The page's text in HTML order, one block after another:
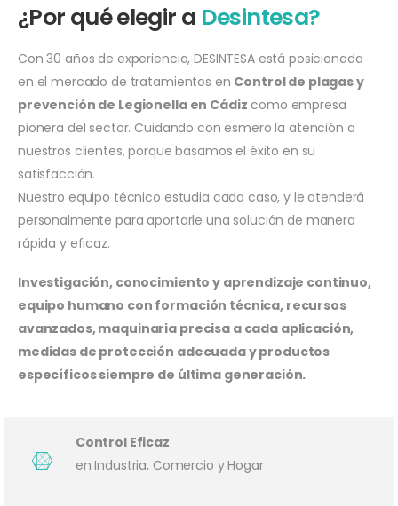
¿Por qué elegir a Desintesa?
Con 30 años de experiencia, DESINTESA está posicionada
en el mercado de tratamientos en Control de plagas y
prevención de Legionella en Cádiz como empresa
pionera del sector. Cuidando con esmero la atención a
nuestros clientes, porque basamos el éxito en su
satisfacción.
Nuestro equipo técnico estudia cada caso, y le atenderá
personalmente para aportarle una solución de manera
rápida y eficaz.
Investigación, conocimiento y aprendizaje continuo,
equipo humano con formación técnica, recursos
avanzados, maquinaria precisa a cada aplicación,
medidas de protección adecuada y productos
específicos siempre de última generación.
Control Eficaz
en Industria, Comercio y Hogar